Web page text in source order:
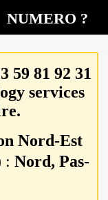
NUMERO ?
59 81 92 31
services
Nord-Est
:Nord, Pas-